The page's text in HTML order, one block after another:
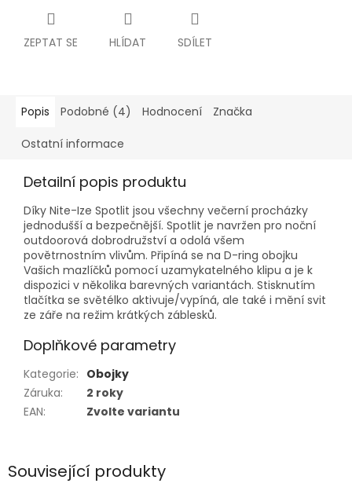
ZEPTAT SE HLÍDAT SDÍLET
Související produkty
Popis Podobné (4) Hodnocení Značka
Ostatní informace
Detailní popis produktu
Díky Nite-Ize Spotlit jsou všechny večerní procházky
jednodušší a bezpečnější. Spotlit je navržen pro noční
outdoorová dobrodružství a odolá všem
povětrnostním vlivům. Připíná se na D-ring obojku
Vašich mazlíčků pomocí uzamykatelného klipu a je k
dispozici v několika barevných variantách. Stisknutím
tlačítka se světélko aktivuje/vypíná, ale také i mění svit
ze záře na režim krátkých záblesků.
Doplňkové parametry
Kategorie: Obojky
Záruka:
2 roky
EAN: Zvolte variantu